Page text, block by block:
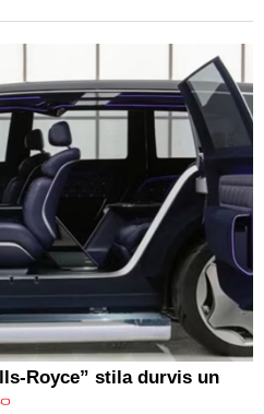
Royce” stila durvis un